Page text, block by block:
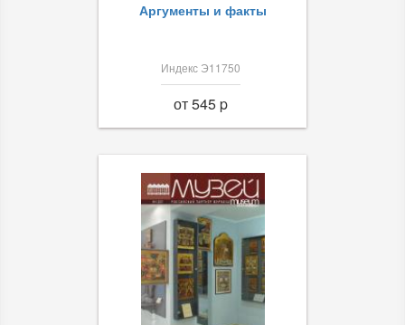
Аргументы и факты
Индекс Э11750
от 545 p